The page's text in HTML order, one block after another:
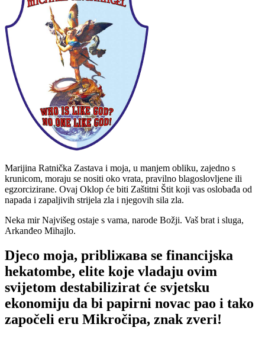
Marijina Ratnička Zastava i moja, u manjem obliku, zajedno s
krunicom, moraju se nositi oko vrata, pravilno blagoslovljene ili
egzorcizirane. Ovaj Oklop će biti Zaštitni Štit koji vas oslobađa od
napada i zapaljivih strijela zla i njegovih sila zla.
Neka mir Najvišeg ostaje s vama, narode Božji. Vaš brat i sluga,
Arkanđeo Mihajlo.
Djeco moja, pribliжава se financijska
hekatombe, elite koje vladaju ovim
svijetom destabilizirat će svjetsku
ekonomiju da bi papirni novac pao i tako
započeli eru Mikročipa, znak zveri!